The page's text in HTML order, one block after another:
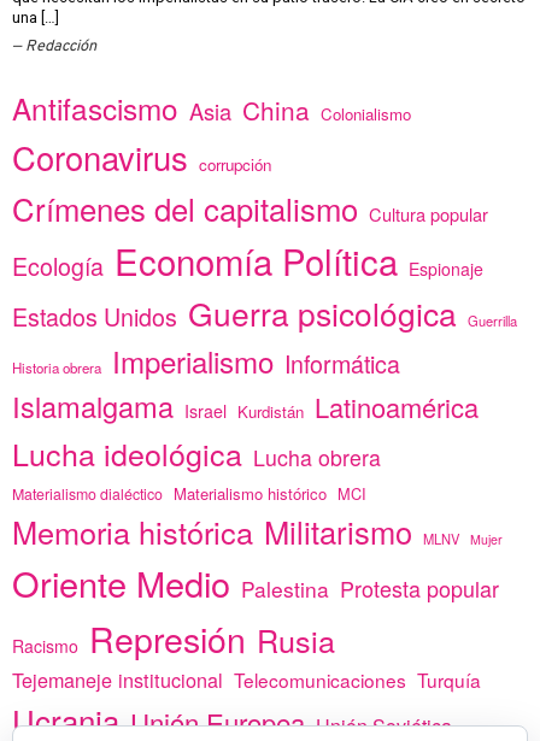
una […]
Redacción
Antifascismo Asia China Colonialismo
Coronavirus corrupción
Crímenes del capitalismo Cultura popular
Ecología Economía Política Espionaje
Estados Unidos Guerra psicológica Guerrilla
Historia obrera Imperialismo Informática
Islamalgama Israel Kurdistán Latinoamérica
Lucha ideológica Lucha obrera
Materialismo dialéctico Materialismo histórico MCI
Memoria histórica Militarismo MLNV Mujer
Oriente Medio Palestina Protesta popular
Racismo Represión Rusia
Tejemaneje institucional Telecomunicaciones Turquía
Ucrania Unión Europea Unión Soviética